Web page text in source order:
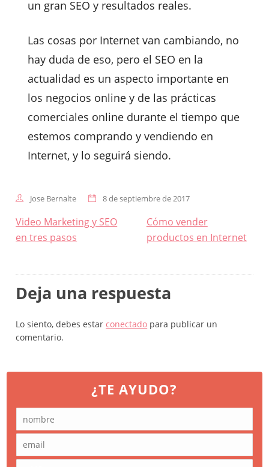
un gran SEO y resultados reales.
Las cosas por Internet van cambiando, no
hay duda de eso, pero el SEO en la
actualidad es un aspecto importante en
los negocios online y de las prácticas
comerciales online durante el tiempo que
estemos comprando y vendiendo en
Internet, y lo seguirá siendo.
Jose Bernalte 8 de septiembre de 2017
Navegación
de
Video Marketing y SEO
en tres pasos
Cómo vender
productos en Internet
Deja una respuesta
Lo siento, debes estar conectado para publicar un
comentario.
¿TE AYUDO?